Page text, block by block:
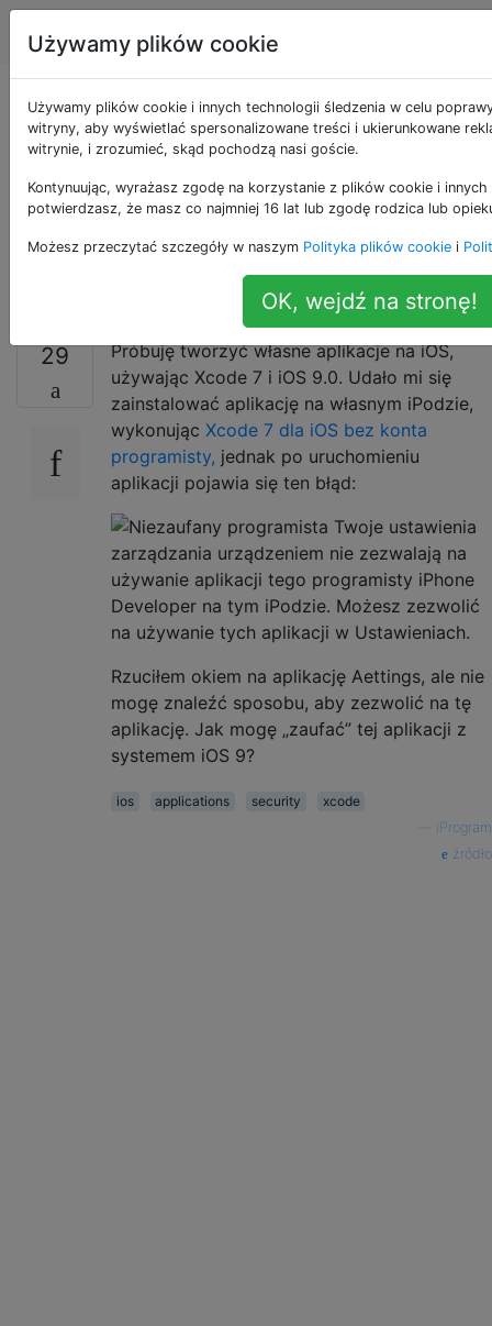
Apple Tagi
Błąd programisty
niezaufanego iOS
podczas testowania
aplikacji
29
Próbuję tworzyć własne aplikacje na iOS,
używając Xcode 7 i iOS 9.0. Udało mi się
zainstalować aplikację na własnym iPodzie,
wykonując Xcode 7 dla iOS bez konta
programisty, jednak po uruchomieniu
aplikacji pojawia się ten błąd:
Rzuciłem okiem na aplikację Aettings, ale nie
mogę znaleźć sposobu, aby zezwolić na tę
aplikację. Jak mogę „zaufać” tej aplikacji z
systemem iOS 9?
ios applications security
xcode
iProgram
źródło
Używamy plików cookie
Używamy plików cookie i innych technologii śledzenia w celu
witryny, aby wyświetlać spersonalizowane treści i ukierunkowane
witrynie, i zrozumieć, skąd pochodzą nasi goście.
Kontynuując, wyrażasz zgodę na korzystanie z plików cookie i
potwierdzasz, że masz co najmniej 16 lat lub zgodę rodzica lub
Możesz przeczytać szczegóły w naszym Polityka plików cookie i
OK, wejdź na stronę!